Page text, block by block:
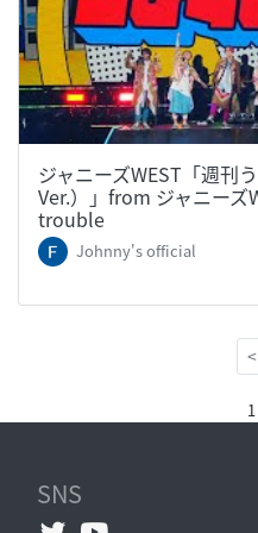
ジャニーズWEST「週刊
Ver.）」from ジャニーズ
trouble
Johnny's official
<
SNS